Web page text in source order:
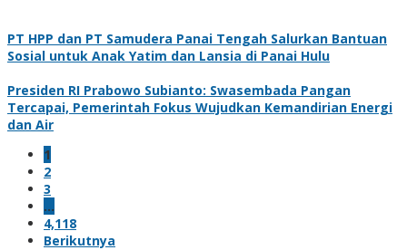
PT HPP dan PT Samudera Panai Tengah Salurkan Bantuan
Sosial untuk Anak Yatim dan Lansia di Panai Hulu
Presiden RI Prabowo Subianto: Swasembada Pangan
Tercapai, Pemerintah Fokus Wujudkan Kemandirian Energi
dan Air
1
2
3
…
4,118
Berikutnya